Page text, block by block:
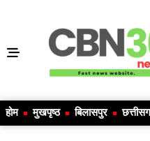
होम मुखपृष्ठ बिलासपुर